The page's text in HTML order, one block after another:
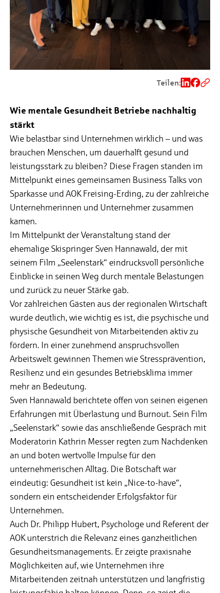
Teilen:
Wie mentale Gesundheit Betriebe nachhaltig
stärkt
Wie belastbar sind Unternehmen wirklich – und was
brauchen Menschen, um dauerhalft gesund und
leistungsstark zu bleiben? Diese Fragen standen im
Mittelpunkt eines gemeinsamen Business Talks von
Sparkasse und AOK Freising-Erding, zu der zahlreiche
Unternehmerinnen und Unternehmer zusammen
kamen.
Im Mittelpunkt der Veranstaltung stand der
ehemalige Skispringer Sven Hannawald, der mit
seinem Film „Seelenstark“ eindrucksvoll persönliche
Einblicke in seinen Weg durch mentale Belastungen
und zurück zu neuer Stärke gab.
Vor zahlreichen Gästen aus der regionalen Wirtschaft
wurde deutlich, wie wichtig es ist, die psychische und
physische Gesundheit von Mitarbeitenden aktiv zu
fördern. In einer zunehmend anspruchsvollen
Arbeitswelt gewinnen Themen wie Stressprävention,
Resilienz und ein gesundes Betriebsklima immer
mehr an Bedeutung.
Sven Hannawald berichtete offen von seinen eigenen
Erfahrungen mit Überlastung und Burnout. Sein Film
„Seelenstark“ sowie das anschließende Gespräch mit
Moderatorin Kathrin Messer regten zum Nachdenken
an und boten wertvolle Impulse für den
unternehmerischen Alltag. Die Botschaft war
eindeutig: Gesundheit ist kein „Nice-to-have“,
sondern ein entscheidender Erfolgsfaktor für
Unternehmen.
Auch Dr. Philipp Hubert, Psychologe und Referent der
AOK unterstrich die Relevanz eines ganzheitlichen
Gesundheitsmanagements. Er zeigte praxisnahe
Möglichkeiten auf, wie Unternehmen ihre
Mitarbeitenden zeitnah unterstützen und langfristig